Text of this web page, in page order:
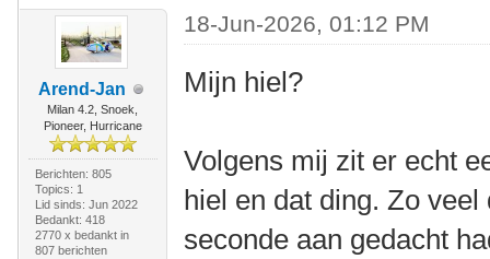
Arend-Jan
Milan 4.2, Snoek,
Pioneer, Hurricane
Berichten: 805
Topics: 1
Lid sinds: Jun 2022
Bedankt: 418
2770 x bedankt in
807 berichten
18-Jun-2026, 01:12 PM
Mijn hiel?
Volgens mij zit er echt
hiel en dat ding. Zo
seconde aan gedacht